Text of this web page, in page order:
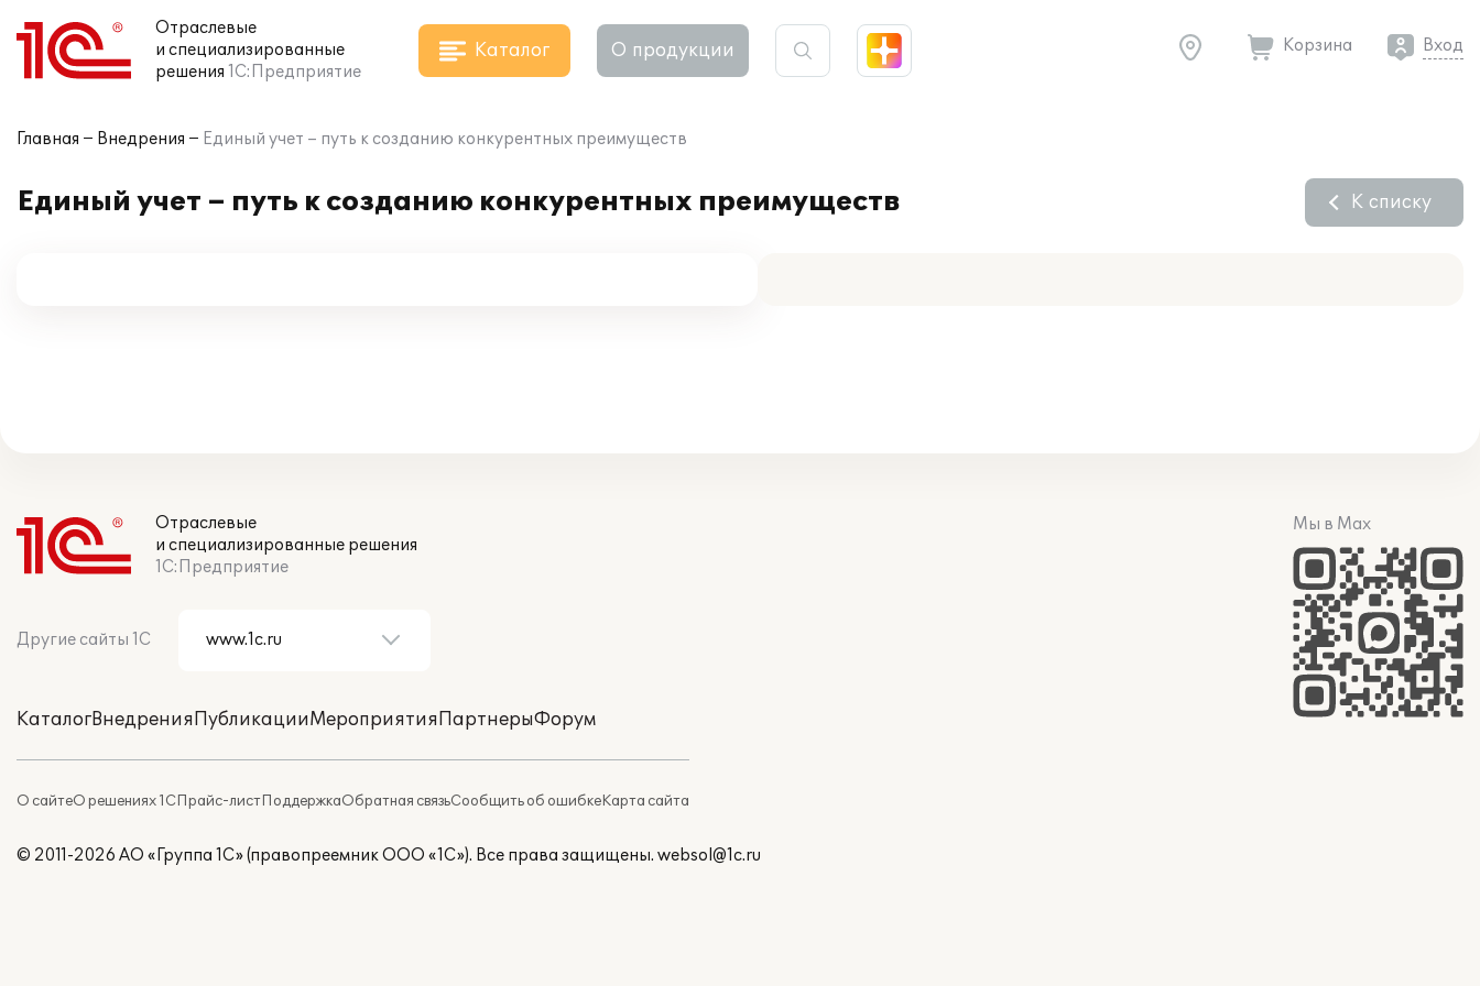
Отраслевые
и специализированные
решения 1С:Предприятие
Каталог О продукции Корзина Вход
Главная Внедрения Единый учет – путь к созданию конкурентных преимуществ
Единый учет – путь к созданию конкурентных преимуществ К списку
Отраслевые
и специализированные решения
1С:Предприятие
Другие сайты 1С
КаталогВнедренияПубликацииМероприятияПартнерыФорум
О сайтеО решениях 1СПрайс-листПоддержкаОбратная связьСообщить об ошибкеКарта сайта
Мы в Max
© 2011-2026 АО «Группа 1С» (правопреемник ООО «1С»). Все права защищены. websol@1c.ru